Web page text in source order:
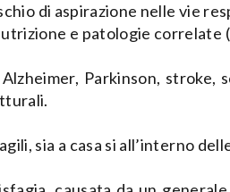
di aspirazione nelle vie
e patologie correlate
Parkinson, stroke,
sia a casa si all’interno